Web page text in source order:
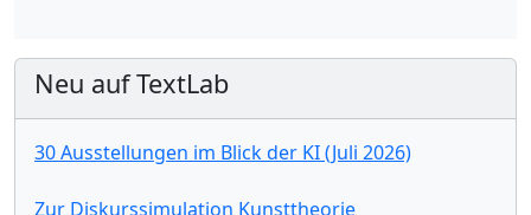
Neu auf TextLab
30 Ausstellungen im Blick der KI (Juli 2026)
Zur Diskurssimulation Kunsttheorie